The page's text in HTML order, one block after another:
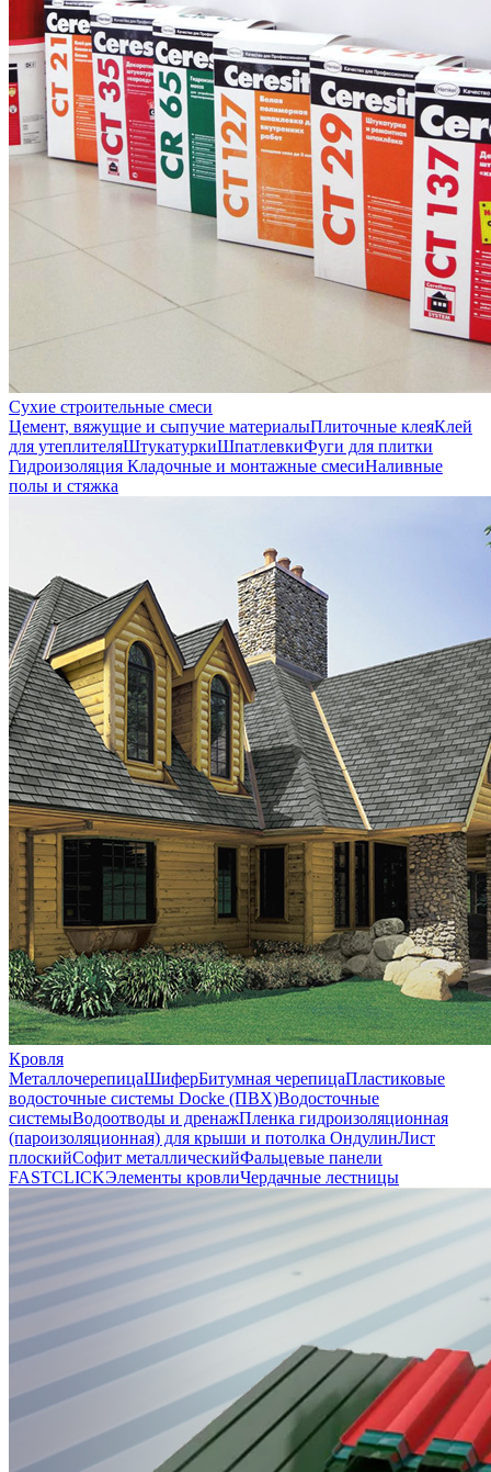
Сухие строительные смеси
Цемент, вяжущие и сыпучие материалыПлиточные клеяКлей
для утеплителяШтукатуркиШпатлевкиФуги для плитки
Гидроизоляция Кладочные и монтажные смесиНаливные
полы и стяжка
Кровля
МеталлочерепицаШиферБитумная черепицаПластиковые
водосточные системы Docke (ПВХ)Водосточные
системыВодоотводы и дренажПленка гидроизоляционная
(пароизоляционная) для крыши и потолка ОндулинЛист
плоскийСофит металлическийФальцевые панели
FASTCLICKЭлементы кровлиЧердачные лестницы